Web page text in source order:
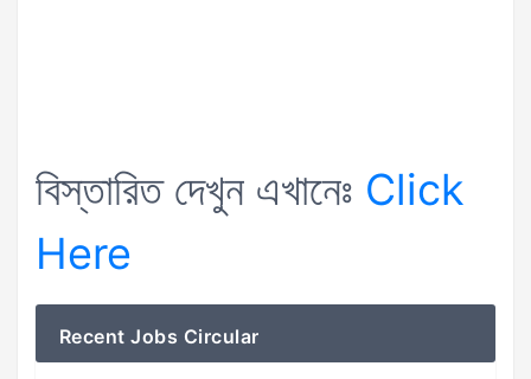
বিস্তারিত দেখুন এখানেঃ Click
Here
Recent Jobs Circular